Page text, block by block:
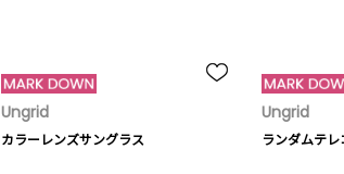
Ungrid
カラーレンズサングラス
Ungrid
ランダムテ